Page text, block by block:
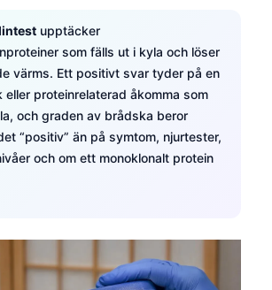
upptäcker
som fälls ut i kyla och löser
värms. Ett positivt svar tyder på en
eller proteinrelaterad åkomma som
och graden av brådska beror
“positiv” än på symtom, njurtester,
och om ett monoklonalt protein